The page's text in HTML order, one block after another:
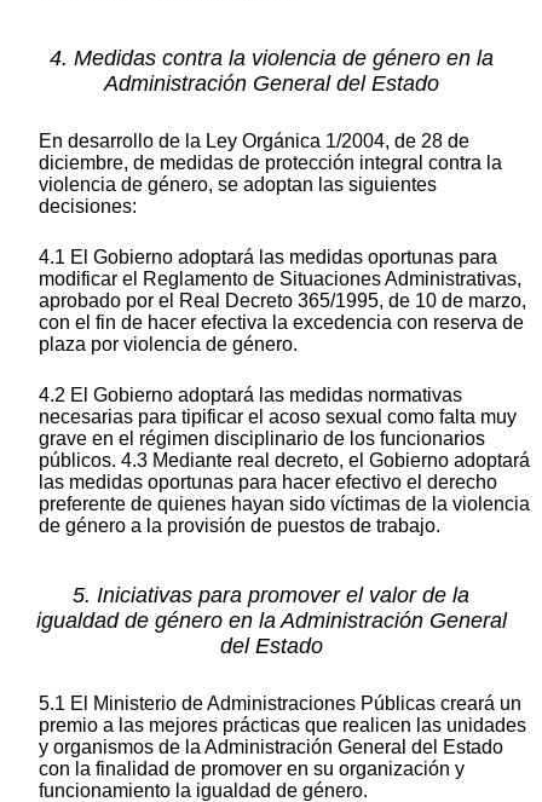
4. Medidas contra la violencia de género en la
Administración General del Estado
En desarrollo de la Ley Orgánica 1/2004, de 28 de
diciembre, de medidas de protección integral contra la
violencia de género, se adoptan las siguientes
decisiones:
4.1 El Gobierno adoptará las medidas oportunas para
modificar el Reglamento de Situaciones Administrativas,
aprobado por el Real Decreto 365/1995, de 10 de marzo,
con el fin de hacer efectiva la excedencia con reserva de
plaza por violencia de género.
4.2 El Gobierno adoptará las medidas normativas
necesarias para tipificar el acoso sexual como falta muy
grave en el régimen disciplinario de los funcionarios
públicos. 4.3 Mediante real decreto, el Gobierno adoptará
las medidas oportunas para hacer efectivo el derecho
preferente de quienes hayan sido víctimas de la violencia
de género a la provisión de puestos de trabajo.
5. Iniciativas para promover el valor de la
igualdad de género en la Administración General
del Estado
5.1 El Ministerio de Administraciones Públicas creará un
premio a las mejores prácticas que realicen las unidades
y organismos de la Administración General del Estado
con la finalidad de promover en su organización y
funcionamiento la igualdad de género.